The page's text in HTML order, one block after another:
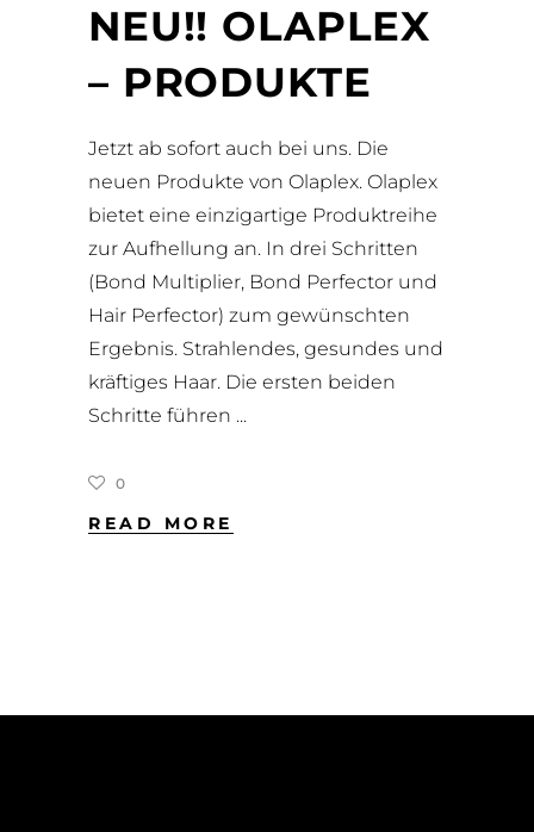
NEU!! OLAPLEX
– PRODUKTE
Jetzt ab sofort auch bei uns. Die
neuen Produkte von Olaplex. Olaplex
bietet eine einzigartige Produktreihe
zur Aufhellung an. In drei Schritten
(Bond Multiplier, Bond Perfector und
Hair Perfector) zum gewünschten
Ergebnis. Strahlendes, gesundes und
kräftiges Haar. Die ersten beiden
Schritte führen
0
READ MORE